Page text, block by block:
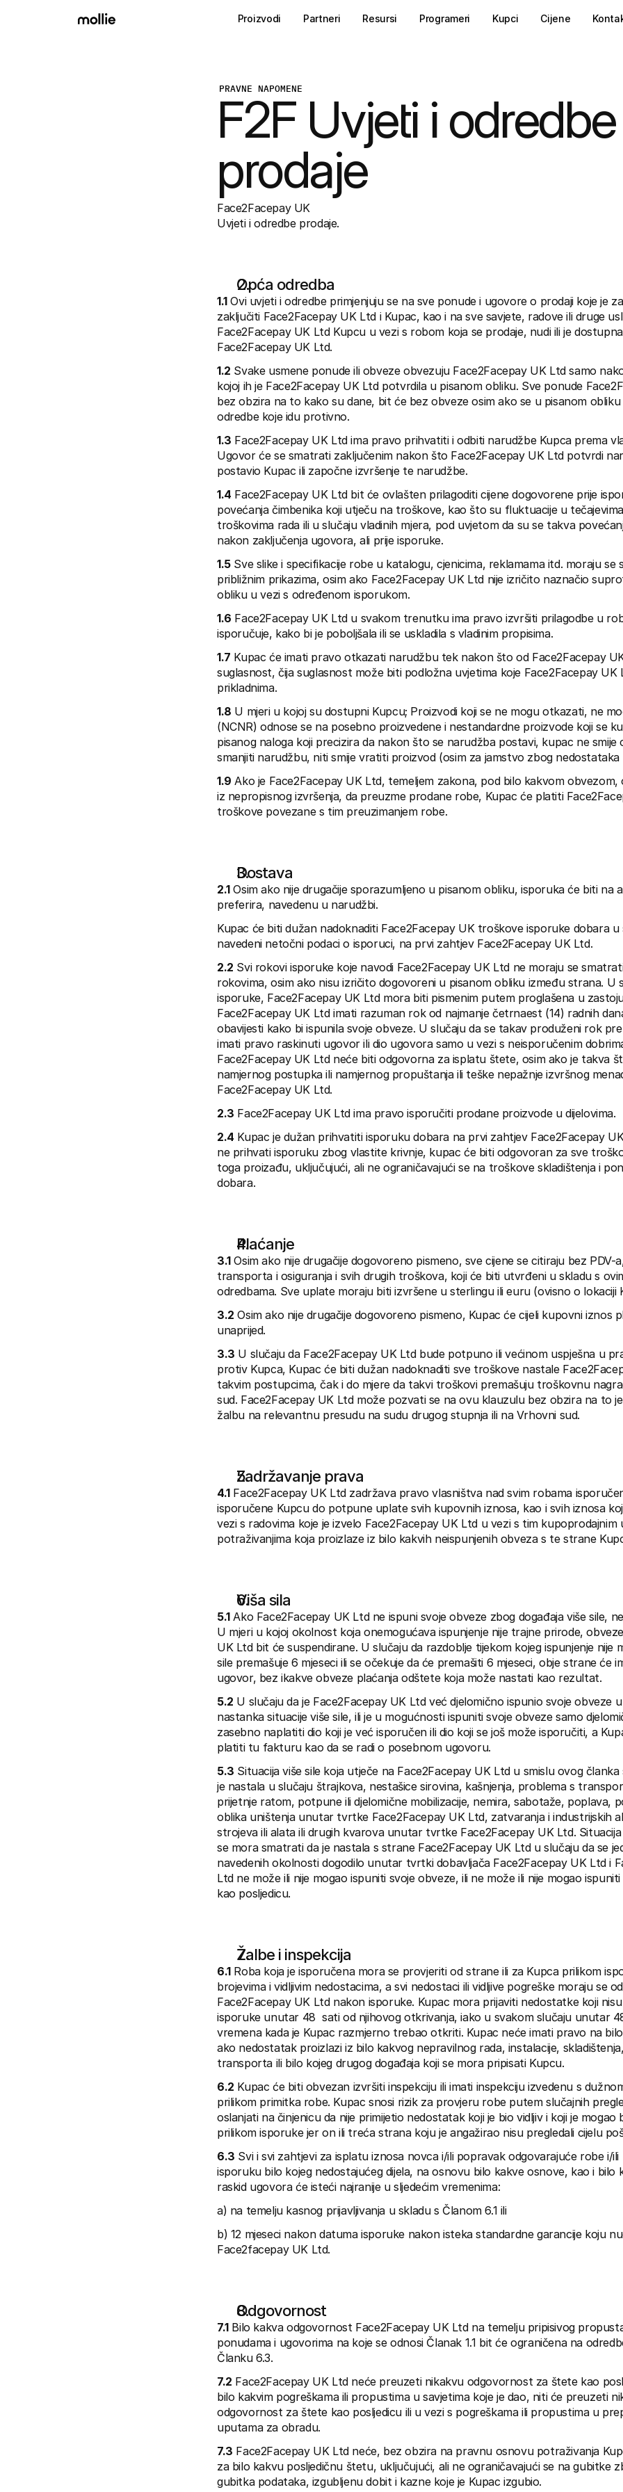
PRAVNE NAPOMENE
F2F Uvjeti i odredbe
prodaje
Face2Facepay UK
Uvjeti i odredbe prodaje.
Opća odredba
1.1 Ovi uvjeti i odredbe primjenjuju se na sve ponude i ugovore o prodaji koje je
zaključiti Face2Facepay UK Ltd i Kupac, kao i na sve savjete, radove ili druge
Face2Facepay UK Ltd Kupcu u vezi s robom koja se prodaje, nudi ili je
Face2Facepay UK Ltd.
1.2 Svake usmene ponude ili obveze obvezuju Face2Facepay UK Ltd samo
kojoj ih je Face2Facepay UK Ltd potvrdila u pisanom obliku. Sve ponude
bez obzira na to kako su dane, bit će bez obveze osim ako se u pisanom
odredbe koje idu protivno.
1.3 Face2Facepay UK Ltd ima pravo prihvatiti i odbiti narudžbe Kupca prema
Ugovor će se smatrati zaključenim nakon što Face2Facepay UK Ltd potvrdi
postavio Kupac ili započne izvršenje te narudžbe.
1.4 Face2Facepay UK Ltd bit će ovlašten prilagoditi cijene dogovorene prije
povećanja čimbenika koji utječu na troškove, kao što su fluktuacije u
troškovima rada ili u slučaju vladinih mjera, pod uvjetom da su se takva
nakon zaključenja ugovora, ali prije isporuke.
1.5 Sve slike i specifikacije robe u katalogu, cjenicima, reklamama itd. moraju se
približnim prikazima, osim ako Face2Facepay UK Ltd nije izričito naznačio
obliku u vezi s određenom isporukom.
1.6 Face2Facepay UK Ltd u svakom trenutku ima pravo izvršiti prilagodbe u
isporučuje, kako bi je poboljšala ili se uskladila s vladinim propisima.
1.7 Kupac će imati pravo otkazati narudžbu tek nakon što od Face2Facepay
suglasnost, čija suglasnost može biti podložna uvjetima koje Face2Facepay UK
prikladnima.
1.8 U mjeri u kojoj su dostupni Kupcu; Proizvodi koji se ne mogu otkazati, ne
(NCNR) odnose se na posebno proizvedene i nestandardne proizvode koji se
pisanog naloga koji precizira da nakon što se narudžba postavi, kupac ne smije
smanjiti narudžbu, niti smije vratiti proizvod (osim za jamstvo zbog nedostataka
1.9 Ako je Face2Facepay UK Ltd, temeljem zakona, pod bilo kakvom obvezom,
iz nepropisnog izvršenja, da preuzme prodane robe, Kupac će platiti
troškove povezane s tim preuzimanjem robe.
Dostava
2.1 Osim ako nije drugačije sporazumljeno u pisanom obliku, isporuka će biti na
preferira, navedenu u narudžbi.
Kupac će biti dužan nadoknaditi Face2Facepay UK troškove isporuke dobara u
navedeni netočni podaci o isporuci, na prvi zahtjev Face2Facepay UK Ltd.
2.2 Svi rokovi isporuke koje navodi Face2Facepay UK Ltd ne moraju se
rokovima, osim ako nisu izričito dogovoreni u pisanom obliku između strana. U
isporuke, Face2Facepay UK Ltd mora biti pismenim putem proglašena u
Face2Facepay UK Ltd imati razuman rok od najmanje četrnaest (14) radnih
obavijesti kako bi ispunila svoje obveze. U slučaju da se takav produženi rok
imati pravo raskinuti ugovor ili dio ugovora samo u vezi s neisporučenim
Face2Facepay UK Ltd neće biti odgovorna za isplatu štete, osim ako je takva
namjernog postupka ili namjernog propuštanja ili teške nepažnje izvršnog
Face2Facepay UK Ltd.
2.3 Face2Facepay UK Ltd ima pravo isporučiti prodane proizvode u dijelovima.
2.4 Kupac je dužan prihvatiti isporuku dobara na prvi zahtjev Face2Facepay
ne prihvati isporuku zbog vlastite krivnje, kupac će biti odgovoran za sve
toga proizađu, uključujući, ali ne ograničavajući se na troškove skladištenja i
dobara.
Plaćanje
3.1 Osim ako nije drugačije dogovoreno pismeno, sve cijene se citiraju bez PDV-
transporta i osiguranja i svih drugih troškova, koji će biti utvrđeni u skladu s
odredbama. Sve uplate moraju biti izvršene u sterlingu ili euru (ovisno o lokaciji
3.2 Osim ako nije drugačije dogovoreno pismeno, Kupac će cijeli kupovni iznos
unaprijed.
3.3 U slučaju da Face2Facepay UK Ltd bude potpuno ili većinom uspješna u
protiv Kupca, Kupac će biti dužan nadoknaditi sve troškove nastale
takvim postupcima, čak i do mjere da takvi troškovi premašuju troškovnu
sud. Face2Facepay UK Ltd može pozvati se na ovu klauzulu bez obzira na to
žalbu na relevantnu presudu na sudu drugog stupnja ili na Vrhovni sud.
Zadržavanje prava
4.1 Face2Facepay UK Ltd zadržava pravo vlasništva nad svim robama
isporučene Kupcu do potpune uplate svih kupovnih iznosa, kao i svih iznosa
vezi s radovima koje je izvelo Face2Facepay UK Ltd u vezi s tim kupoprodajnim
potraživanjima koja proizlaze iz bilo kakvih neispunjenih obveza s te strane
Viša sila
5.1 Ako Face2Facepay UK Ltd ne ispuni svoje obveze zbog događaja više sile,
U mjeri u kojoj okolnost koja onemogućava ispunjenje nije trajne prirode,
UK Ltd bit će suspendirane. U slučaju da razdoblje tijekom kojeg ispunjenje nije
sile premašuje 6 mjeseci ili se očekuje da će premašiti 6 mjeseci, obje strane će
ugovor, bez ikakve obveze plaćanja odštete koja može nastati kao rezultat.
5.2 U slučaju da je Face2Facepay UK Ltd već djelomično ispunio svoje obveze
nastanka situacije više sile, ili je u mogućnosti ispuniti svoje obveze samo
zasebno naplatiti dio koji je već isporučen ili dio koji se još može isporučiti, a
platiti tu fakturu kao da se radi o posebnom ugovoru.
5.3 Situacija više sile koja utječe na Face2Facepay UK Ltd u smislu ovog
je nastala u slučaju štrajkova, nestašice sirovina, kašnjenja, problema s
prijetnje ratom, potpune ili djelomične mobilizacije, nemira, sabotaže, poplava,
oblika uništenja unutar tvrtke Face2Facepay UK Ltd, zatvaranja i industrijskih
strojeva ili alata ili drugih kvarova unutar tvrtke Face2Facepay UK Ltd.
se mora smatrati da je nastala s strane Face2Facepay UK Ltd u slučaju da se
navedenih okolnosti dogodilo unutar tvrtki dobavljača Face2Facepay UK Ltd i
Ltd ne može ili nije mogao ispuniti svoje obveze, ili ne može ili nije mogao
kao posljedicu.
Žalbe i inspekcija
6.1 Roba koja je isporučena mora se provjeriti od strane ili za Kupca prilikom
brojevima i vidljivim nedostacima, a svi nedostaci ili vidljive pogreške moraju se
Face2Facepay UK Ltd nakon isporuke. Kupac mora prijaviti nedostatke koji
isporuke unutar 48  sati od njihovog otkrivanja, iako u svakom slučaju unutar
vremena kada je Kupac razmjerno trebao otkriti. Kupac neće imati pravo na
ako nedostatak proizlazi iz bilo kakvog nepravilnog rada, instalacije,
transporta ili bilo kojeg drugog događaja koji se mora pripisati Kupcu.
6.2 Kupac će biti obvezan izvršiti inspekciju ili imati inspekciju izvedenu s
prilikom primitka robe. Kupac snosi rizik za provjeru robe putem slučajnih
oslanjati na činjenicu da nije primijetio nedostatak koji je bio vidljiv i koji je mogao
prilikom isporuke jer on ili treća strana koju je angažirao nisu pregledali cijelu
6.3 Svi i svi zahtjevi za isplatu iznosa novca i/ili popravak odgovarajuće robe i/ili
isporuku bilo kojeg nedostajućeg dijela, na osnovu bilo kakve osnove, kao i bilo
raskid ugovora će isteći najranije u sljedećim vremenima:
a) na temelju kasnog prijavljivanja u skladu s Članom 6.1 ili
b) 12 mjeseci nakon datuma isporuke nakon isteka standardne garancije koju
Face2facepay UK Ltd.
Odgovornost
7.1 Bilo kakva odgovornost Face2Facepay UK Ltd na temelju pripisivog
ponudama i ugovorima na koje se odnosi Članak 1.1 bit će ograničena na
Članku 6.3.
7.2 Face2Facepay UK Ltd neće preuzeti nikakvu odgovornost za štete kao
bilo kakvim pogreškama ili propustima u savjetima koje je dao, niti će preuzeti
odgovornost za štete kao posljedicu ili u vezi s pogreškama ili propustima u
uputama za obradu.
7.3 Face2Facepay UK Ltd neće, bez obzira na pravnu osnovu potraživanja
za bilo kakvu posljedičnu štetu, uključujući, ali ne ograničavajući se na gubitke
gubitka podataka, izgubljenu dobit i kazne koje je Kupac izgubio.
Proizvodi Partneri Resursi Programeri Kupci Cijene